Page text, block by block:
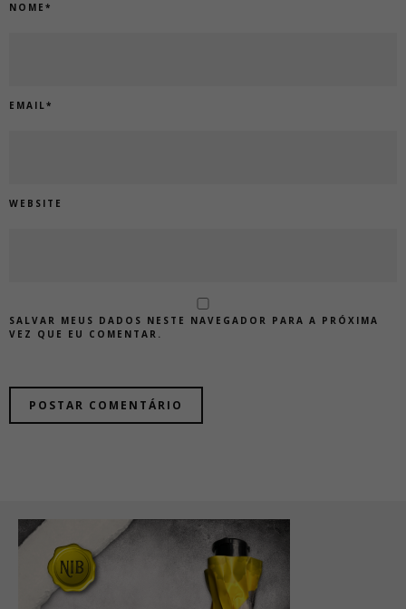
NOME *
EMAIL*
WEBSITE
SALVAR MEUS DADOS NESTE NAVEGADOR PARA A PRÓXIMA
VEZ QUE EU COMENTAR.